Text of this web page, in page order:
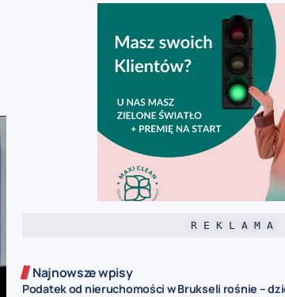
R E K L A M A
Najnowsze wpisy
Podatek od nieruchomości w Brukseli rośnie –